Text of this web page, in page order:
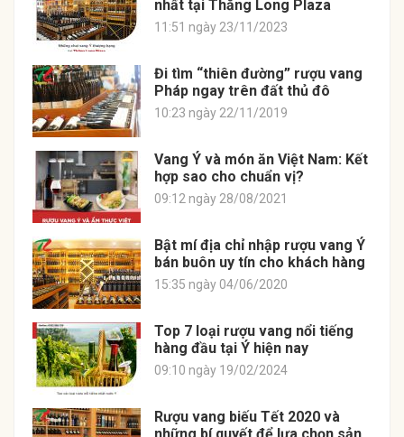
nhất tại Thăng Long Plaza
11:51 ngày 23/11/2023
Đi tìm “thiên đường” rượu vang
Pháp ngay trên đất thủ đô
10:23 ngày 22/11/2019
Vang Ý và món ăn Việt Nam: Kết
hợp sao cho chuẩn vị?
09:12 ngày 28/08/2021
Bật mí địa chỉ nhập rượu vang Ý
bán buôn uy tín cho khách hàng
15:35 ngày 04/06/2020
Top 7 loại rượu vang nổi tiếng
hàng đầu tại Ý hiện nay
09:10 ngày 19/02/2024
Rượu vang biếu Tết 2020 và